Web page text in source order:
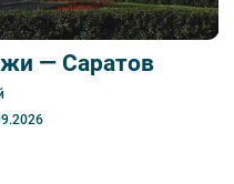
— Саратов